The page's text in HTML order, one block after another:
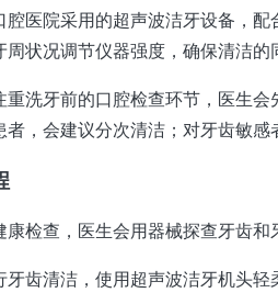
腔医院采用的超声波洁牙设备，
周状况调节仪器强度，确保清洁的
重洗牙前的口腔检查环节，医生
者，会建议分次清洁；对牙齿敏
康检查，医生会用器械探查牙齿和
牙齿清洁，使用超声波洁牙机头